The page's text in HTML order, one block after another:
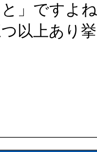
と」ですよ
以上あり